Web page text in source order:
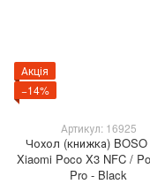
Акція
−14%
Артикул: 16925
Чохол (книжка)
Xiaomi Poco X3 NFC /
Pro - Black